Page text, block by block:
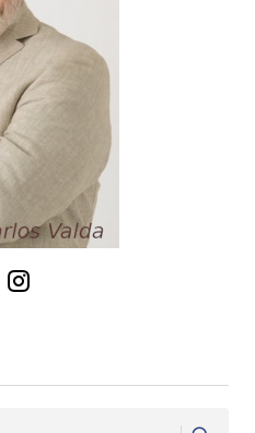
electrónico y web en
próxima vez que
por
de
del servicio